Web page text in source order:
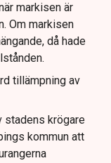
markisen är
Om markisen
då hade
tillämpning av
stadens krögare
kommun att